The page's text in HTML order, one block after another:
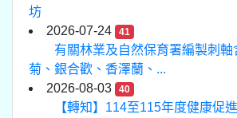
坊
2026-07-24
41
有關林業及自然保育署編製刺軸
菊、銀合歡、香澤蘭、...
2026-08-03
40
【轉知】114至115年度健康促